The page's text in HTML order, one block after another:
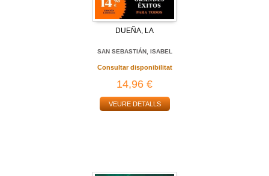
DUEÑA, LA
SAN SEBASTIÁN, ISABEL
Consultar disponibilitat
14,96 €
VEURE DETALLS